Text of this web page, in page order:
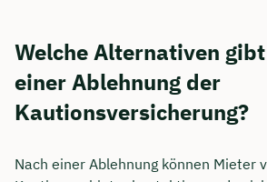
Welche Alternativen
einer Ablehnung der
Kautionsversicherung?
Nach einer Ablehnung können Mieter